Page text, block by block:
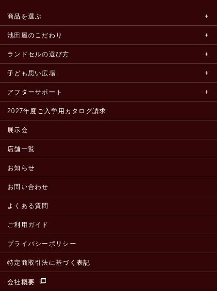
商品を選ぶ
池田屋のこだわり
ランドセルの選び方
子ども思い広場
アフターサポート
2027年度ご入学用カタログ請求
展示会
店舗一覧
お知らせ
お問い合わせ
よくある質問
ご利用ガイド
プライバシーポリシー
特定商取引法に基づく表記
会社概要